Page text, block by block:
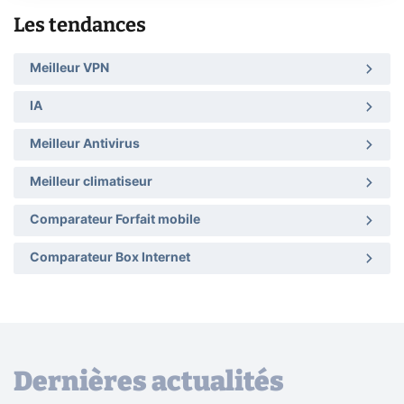
Les tendances
Meilleur VPN
IA
Meilleur Antivirus
Meilleur climatiseur
Comparateur Forfait mobile
Comparateur Box Internet
Dernières actualités